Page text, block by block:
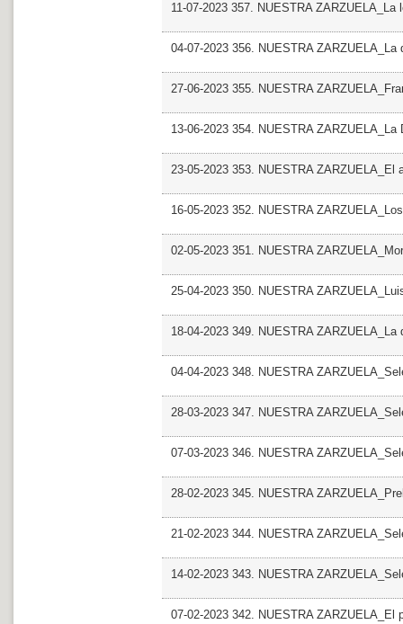
11-07-2023 357. NUESTRA ZARZUELA_La
04-07-2023 356. NUESTRA ZARZUELA_La
27-06-2023 355. NUESTRA
13-06-2023 354. NUESTRA ZARZUELA_La
23-05-2023 353. NUESTRA ZARZUELA_El
16-05-2023 352. NUESTRA
02-05-2023 351. NUESTRA
25-04-2023 350. NUESTRA
18-04-2023 349. NUESTRA ZARZUELA_La
04-04-2023 348. NUESTRA
28-03-2023 347. NUESTRA
07-03-2023 346. NUESTRA
28-02-2023 345. NUESTRA
21-02-2023 344. NUESTRA
14-02-2023 343. NUESTRA
07-02-2023 342. NUESTRA ZARZUELA_El